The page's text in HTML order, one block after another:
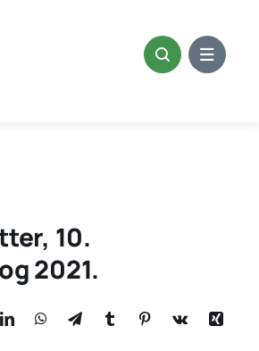
10.
2021.